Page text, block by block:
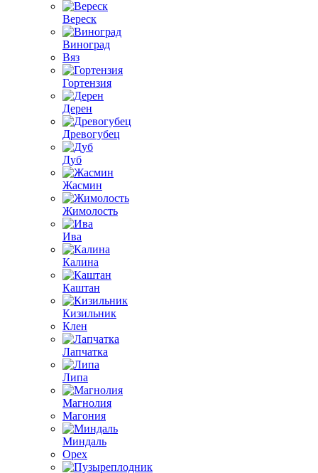
Вереск
Виноград
Вяз
Гортензия
Дерен
Древогубец
Дуб
Жасмин
Жимолость
Ива
Калина
Каштан
Кизильник
Клен
Лапчатка
Липа
Магнолия
Магония
Миндаль
Орех